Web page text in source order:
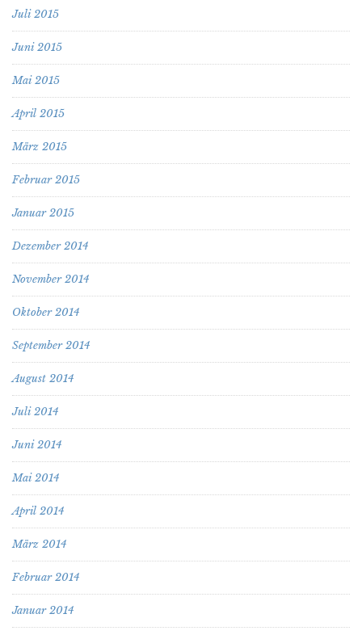
Juli 2015
Juni 2015
Mai 2015
April 2015
März 2015
Februar 2015
Januar 2015
Dezember 2014
November 2014
Oktober 2014
September 2014
August 2014
Juli 2014
Juni 2014
Mai 2014
April 2014
März 2014
Februar 2014
Januar 2014